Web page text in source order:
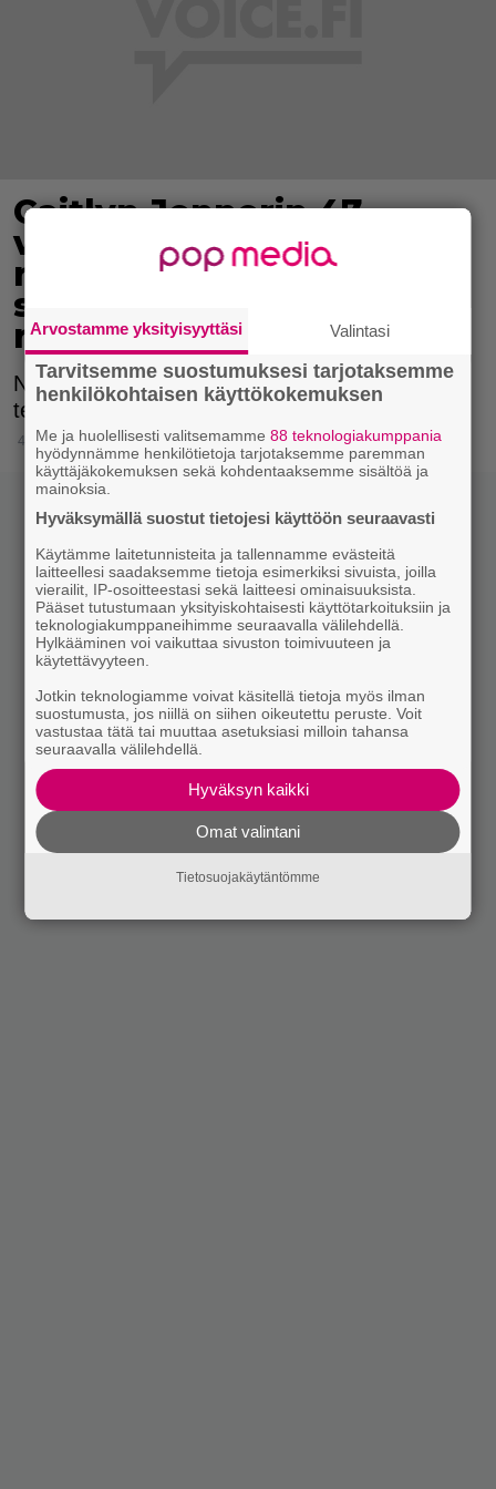
Caitlyn Jennerin 47
vuotta nuorempi Sophia-
rakas avautuu parin
suhteesta – ei sanoisi
romanttiseksi
Nainen on kertonut asiasta
televisiohaastattelussa.
4.10.2018 18:15
Arvostamme yksityisyyttäsi Valintasi
Tarvitsemme suostumuksesi tarjotaksemme
henkilökohtaisen käyttökokemuksen
Me ja huolellisesti valitsemamme88 teknologiakumppania
hyödynnämme henkilötietoja tarjotaksemme paremman
käyttäjäkokemuksen sekä kohdentaaksemme sisältöä ja
mainoksia.
Hyväksymällä suostut tietojesi käyttöön seuraavasti
Käytämme laitetunnisteita ja tallennamme evästeitä
laitteellesi saadaksemme tietoja esimerkiksi sivuista, joilla
vierailit, IP-osoitteestasi sekä laitteesi ominaisuuksista.
Pääset tutustumaan yksityiskohtaisesti käyttötarkoituksiin ja
teknologiakumppaneihimme seuraavalla välilehdellä.
Hylkääminen voi vaikuttaa sivuston toimivuuteen ja
käytettävyyteen.
Jotkin teknologiamme voivat käsitellä tietoja myös ilman
suostumusta, jos niillä on siihen oikeutettu peruste. Voit
vastustaa tätä tai muuttaa asetuksiasi milloin tahansa
seuraavalla välilehdellä.
Hyväksyn kaikki
Omat valintani
Tietosuojakäytäntömme